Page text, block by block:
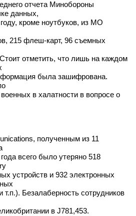
отчета Минобороны
данных,
кроме ноутбуков, из МО
215 флеш-карт, 96 съемных
отметить, что лишь на каждом
была зашифрована.
в халатности в вопросе о
полученным из 11
всего было утеряно 518
устройств и 932 электронных
Безалаберность сотрудников
в Ј781,453.